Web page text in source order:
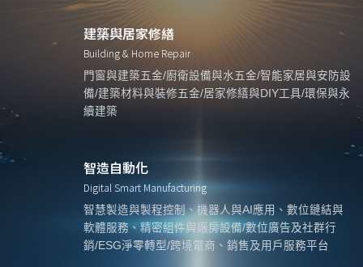
建築與居家修繕
Building & Home Repair
門窗與建築五金/廚衛設備與水五金/智能家居與安防設
備/建築材料與裝修五金/居家修繕與DIY工具/環保與永
續建築
智造自動化
Digital Smart Manufacturing
智慧製造與製程控制、機器人與AI應用、數位鏈結與
軟體服務、精密組件與廠房設備/數位廣告及社群行
銷/ESG淨零轉型/跨境電商、銷售及用戶服務平台